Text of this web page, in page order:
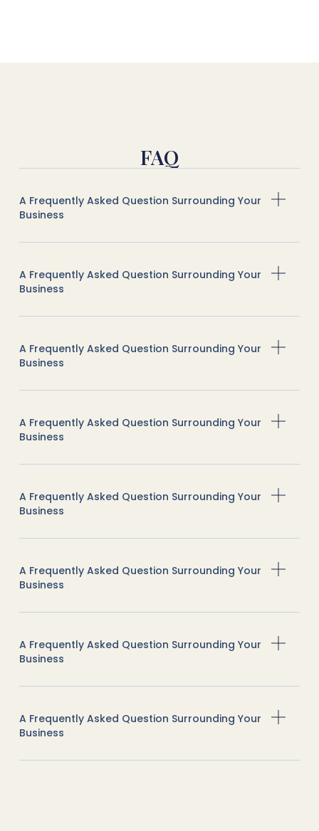
FAQ
A Frequently Asked Question Surrounding Your
Business
A Frequently Asked Question Surrounding Your
Business
A Frequently Asked Question Surrounding Your
Business
A Frequently Asked Question Surrounding Your
Business
A Frequently Asked Question Surrounding Your
Business
A Frequently Asked Question Surrounding Your
Business
A Frequently Asked Question Surrounding Your
Business
A Frequently Asked Question Surrounding Your
Business